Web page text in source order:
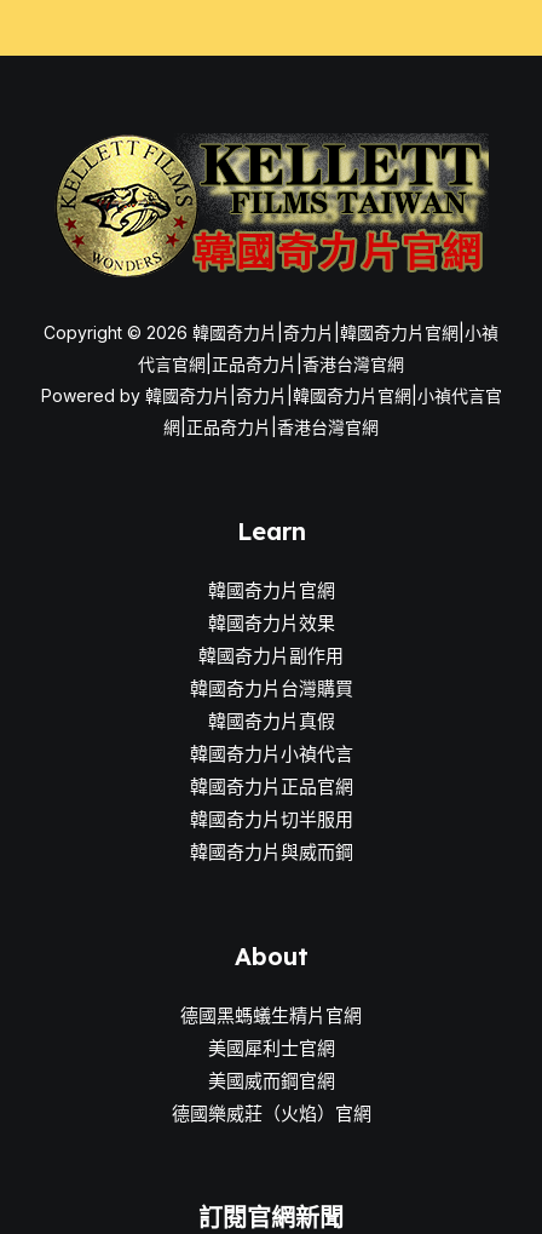
Copyright © 2026 韓國奇力片|奇力片|韓國奇力片官網|小禎
代言官網|正品奇力片|香港台灣官網
Powered by 韓國奇力片|奇力片|韓國奇力片官網|小禎代言官
網|正品奇力片|香港台灣官網
Learn
韓國奇力片官網
韓國奇力片效果
韓國奇力片副作用
韓國奇力片台灣購買
韓國奇力片真假
韓國奇力片小禎代言
韓國奇力片正品官網
韓國奇力片切半服用
韓國奇力片與威而鋼
About
德國黑螞蟻生精片官網
美國犀利士官網
美國威而鋼官網
德國樂威莊（火焰）官網
訂閱官網新聞